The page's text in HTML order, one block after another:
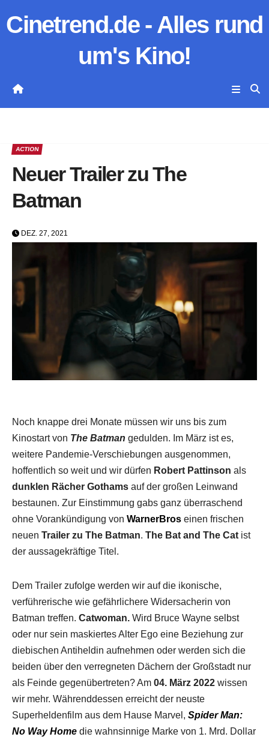
Inhalt
Cinetrend.de - Alles rund
um's Kino!
ACTION
Neuer Trailer zu The
Batman
DEZ. 27, 2021
Noch knappe drei Monate müssen wir uns bis zum
Kinostart von The Batman gedulden. Im März ist es,
weitere Pandemie-Verschiebungen ausgenommen,
hoffentlich so weit und wir dürfen Robert Pattinson als
dunklen Rächer Gothams auf der großen Leinwand
bestaunen. Zur Einstimmung gabs ganz überraschend
ohne Vorankündigung von WarnerBros einen frischen
neuen Trailer zu The Batman. The Bat and The Cat ist
der aussagekräftige Titel.
Dem Trailer zufolge werden wir auf die ikonische,
verführerische wie gefährlichere Widersacherin von
Batman treffen. Catwoman. Wird Bruce Wayne selbst
oder nur sein maskiertes Alter Ego eine Beziehung zur
diebischen Antiheldin aufnehmen oder werden sich die
beiden über den verregneten Dächern der Großstadt nur
als Feinde gegenübertreten? Am 04. März 2022 wissen
wir mehr. Währenddessen erreicht der neuste
Superheldenfilm aus dem Hause Marvel, Spider Man:
No Way Home die wahnsinnige Marke von 1. Mrd. Dollar